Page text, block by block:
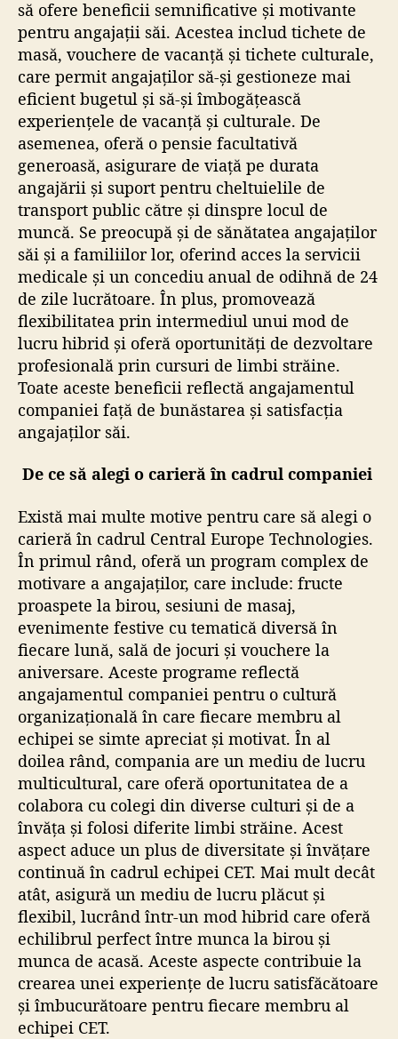
să ofere beneficii semnificative și motivante
pentru angajații săi. Acestea includ tichete de
masă, vouchere de vacanță și tichete culturale,
care permit angajaților să-și gestioneze mai
eficient bugetul și să-și îmbogățească
experiențele de vacanță și culturale. De
asemenea, oferă o pensie facultativă
generoasă, asigurare de viață pe durata
angajării și suport pentru cheltuielile de
transport public către și dinspre locul de
muncă. Se preocupă și de sănătatea angajaților
săi și a familiilor lor, oferind acces la servicii
medicale și un concediu anual de odihnă de 24
de zile lucrătoare. În plus, promovează
flexibilitatea prin intermediul unui mod de
lucru hibrid și oferă oportunități de dezvoltare
profesională prin cursuri de limbi străine.
Toate aceste beneficii reflectă angajamentul
companiei față de bunăstarea și satisfacția
angajaților săi.
De ce să alegi o carieră în cadrul companiei
Există mai multe motive pentru care să alegi o
carieră în cadrul Central Europe Technologies.
În primul rând, oferă un program complex de
motivare a angajaților, care include: fructe
proaspete la birou, sesiuni de masaj,
evenimente festive cu tematică diversă în
fiecare lună, sală de jocuri și vouchere la
aniversare. Aceste programe reflectă
angajamentul companiei pentru o cultură
organizațională în care fiecare membru al
echipei se simte apreciat și motivat. În al
doilea rând, compania are un mediu de lucru
multicultural, care oferă oportunitatea de a
colabora cu colegi din diverse culturi și de a
învăța și folosi diferite limbi străine. Acest
aspect aduce un plus de diversitate și învățare
continuă în cadrul echipei CET. Mai mult decât
atât, asigură un mediu de lucru plăcut și
flexibil, lucrând într-un mod hibrid care oferă
echilibrul perfect între munca la birou și
munca de acasă. Aceste aspecte contribuie la
crearea unei experiențe de lucru satisfăcătoare
și îmbucurătoare pentru fiecare membru al
echipei CET.